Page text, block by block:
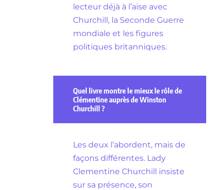
lecteur déjà à l’aise avec
Churchill, la Seconde Guerre
mondiale et les figures
politiques britanniques.
Quel livre montre le mieux le rôle de
Clémentine auprès de Winston
Churchill ?
Les deux l’abordent, mais de
façons différentes. Lady
Clementine Churchill insiste
sur sa présence, son